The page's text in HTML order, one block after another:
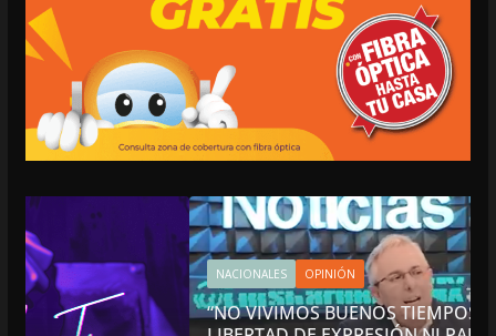
NACIONALES OPINIÓN
“NO VIVIMOS BUENOS TIEMPOS PARA LA